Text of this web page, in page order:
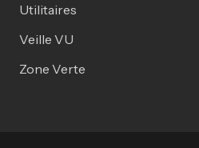
Utilitaires
Veille VU
Zone Verte